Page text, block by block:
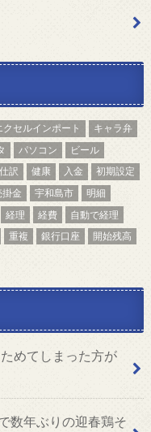
クセルインポート
キャラ弁
パソコン
ビール
仕訳 健康 入金
初期設定
掛金 宇和島市
明細
経理 経費
自動で経理
重複 銀行口座
開始残高
めてしまった方が
年ぶりの迎春鶏そ